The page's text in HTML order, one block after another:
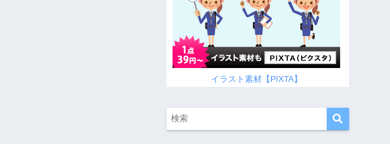
イラスト素材【PIXTA】